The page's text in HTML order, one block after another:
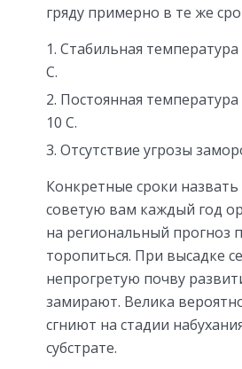
гряду примерно в те же
Стабильная температура
С.
Постоянная
10 С.
Отсутствие угрозы
Конкретные сроки назвать
советую вам каждый год
на региональный прогноз
торопиться. При высадке
непрогретую почву
замирают. Велика
сгниют на стадии
субстрате.